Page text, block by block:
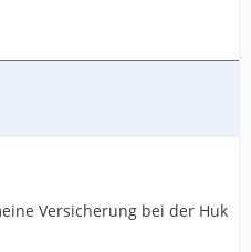
Versicherung bei der Huk